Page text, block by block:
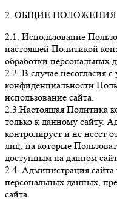
2. ОБЩИЕ ПОЛОЖЕНИЯ
2.1. Использование
настоящей Политикой
обработки персональных
2.2. В случае несогласия
конфиденциальности
использование сайта.
2.3.Настоящая Политика
только к данному сайту.
контролирует и не несет
лиц, на которые
доступным на данном
2.4. Администрация сайта
персональных данных,
сайта.